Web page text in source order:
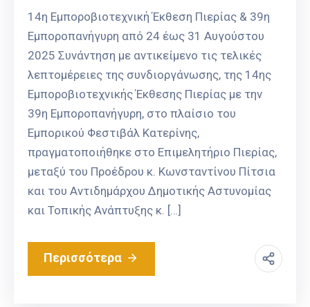
14η Εμποροβιοτεχνική Έκθεση Πιερίας & 39η
Εμποροπανήγυρη από 24 έως 31 Αυγούστου
2025 Συνάντηση με αντικείμενο τις τελικές
λεπτομέρειες της συνδιοργάνωσης, της 14ης
Εμποροβιοτεχνικής Έκθεσης Πιερίας με την
39η Εμποροπανήγυρη, στο πλαίσιο του
Εμπορικού Φεστιβάλ Κατερίνης,
πραγματοποιήθηκε στο Επιμελητήριο Πιερίας,
μεταξύ του Προέδρου κ. Κωνσταντίνου Πίτσια
και του Αντιδημάρχου Δημοτικής Αστυνομίας
και Τοπικής Ανάπτυξης κ. […]
Περισσότερα